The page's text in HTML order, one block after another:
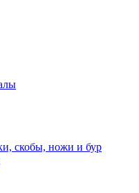
скобы, ножи и бур